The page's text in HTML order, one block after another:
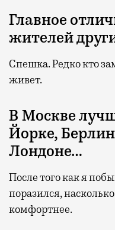
Главное
жителей
Спешка. Редко кто
живет.
В Москве
Йорке,
Лондоне…
После того как я
поразился,
комфортнее.